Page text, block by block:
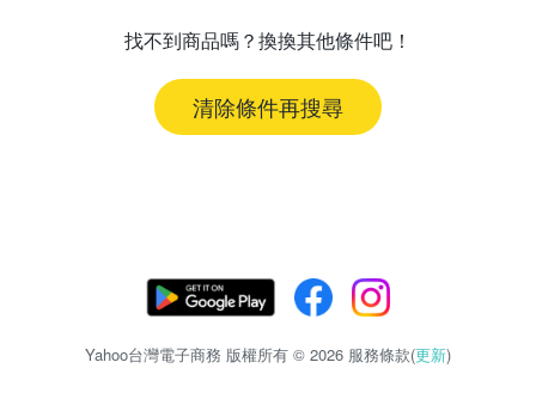
找不到商品嗎？換換其他條件吧！
清除條件再搜尋
Yahoo台灣電子商務 版權所有 © 2026 服務條款(更新)